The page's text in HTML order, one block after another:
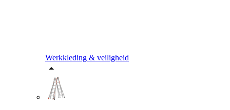
Werkkleding & veiligheid